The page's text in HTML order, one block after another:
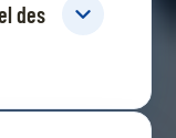
des